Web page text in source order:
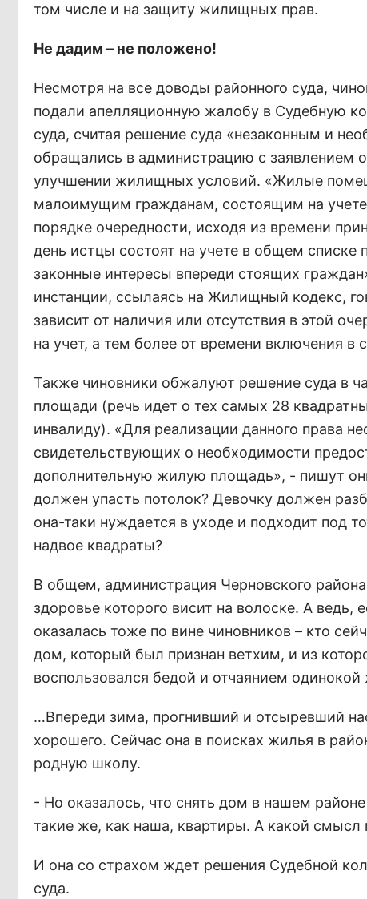
том числе и на защиту жилищных прав.
Не дадим – не положено!
Несмотря на все доводы районного суда,
подали апелляционную жалобу в Судебную
суда, считая решение суда «незаконным и
обращались в администрацию с заявлением
улучшении жилищных условий. «Жилые
малоимущим гражданам, состоящим на
порядке очередности, исходя из времени
день истцы состоят на учете в общем
законные интересы впереди стоящих
инстанции, ссылаясь на Жилищный кодекс,
зависит от наличия или отсутствия в этой
на учет, а тем более от времени включения в
Также чиновники обжалуют решение суда в
площади (речь идет о тех самых 28
инвалиду). «Для реализации данного права
свидетельствующих о необходимости
дополнительную жилую площадь», - пишут
должен упасть потолок? Девочку должен
она-таки нуждается в уходе и подходит под
надвое квадраты?
В общем, администрация Черновского
здоровье которого висит на волоске. А ведь,
оказалась тоже по вине чиновников – кто
дом, который был признан ветхим, и из
воспользовался бедой и отчаянием
…Впереди зима, прогнивший и отсыревший
хорошего. Сейчас она в поисках жилья в
родную школу.
- Но оказалось, что снять дом в нашем
такие же, как наша, квартиры. А какой
И она со страхом ждет решения Судебной
суда.